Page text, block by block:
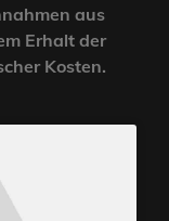
aus
Erhalt der
Kosten.